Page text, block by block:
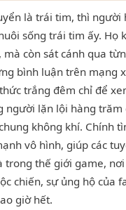
là trái tim, thì người
sống trái tim ấy. Họ
còn sát cánh qua
bình luận trên mạng
trắng đêm chỉ để
người lặn lội hàng trăm
không khí. Chính
vô hình, giúp các
trong thế giới game,
chiến, sự ủng hộ của
giờ hết.